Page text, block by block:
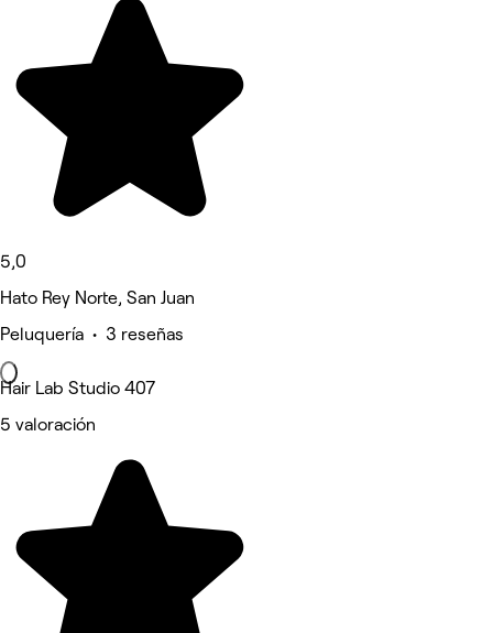
5,0
Hato Rey Norte, San Juan
Peluquería • 3 reseñas
Hair Lab Studio 407
5 valoración